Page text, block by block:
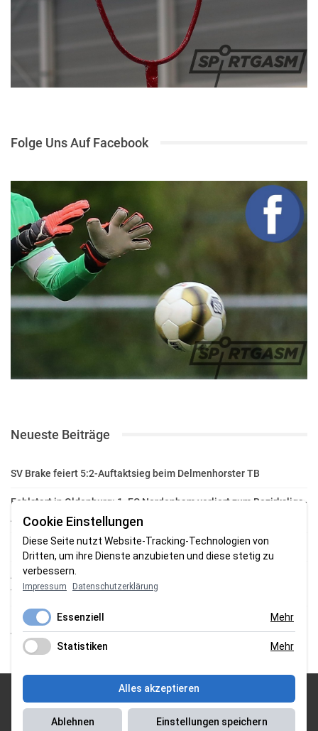
Folge Uns Auf Facebook
Neueste Beiträge
SV Brake feiert 5:2-Auftaktsieg beim Delmenhorster TB
Fehlstart in Oldenburg: 1. FC Nordenham verliert zum Bezirksliga-
Auftakt
Fußball in der Wesermarsch: Die Bilder vom Wochenende
Aufstieg geschafft: HSG-Unterweser-C-Jugend macht sich bereit
für die Oberliga
HSG Unterweser startet mit neuem Torwarttrainer in die
Vorbereitung
© 2026 Sportgasm . All Rights Reserved.
Unser Team|Impressum Datenschutzerklärung|Magazin Saison
Cookie Einstellungen
Diese Seite nutzt Website-Tracking-Technologien von
Dritten, um ihre Dienste anzubieten und diese stetig zu
verbessern.
Impressum Datenschutzerklärung
Essenziell Mehr
Statistiken Mehr
Ablehnen Einstellungen speichern
Alles akzeptieren